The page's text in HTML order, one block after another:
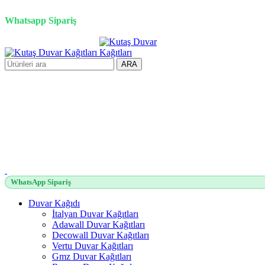
Whatsapp Sipariş
ARA
WhatsApp Sipariş
Duvar Kağıdı
İtalyan Duvar Kağıtları
Adawall Duvar Kağıtları
Decowall Duvar Kağıtları
Vertu Duvar Kağıtları
Gmz Duvar Kağıtları